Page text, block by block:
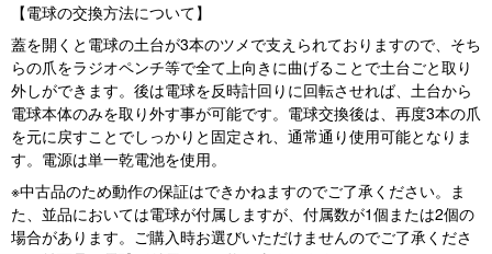
【電球の交換方法について】
蓋を開くと電球の土台が3本のツメで支えられておりますので、そち
らの爪をラジオペンチ等で全て上向きに曲げることで土台ごと取り
外しができます。後は電球を反時計回りに回転させれば、土台から
電球本体のみを取り外す事が可能です。電球交換後は、再度3本の爪
を元に戻すことでしっかりと固定され、通常通り使用可能となりま
す。電源は単一乾電池を使用。
※中古品のため動作の保証はできかねますのでご了承ください。ま
た、並品においては電球が付属しますが、付属数が1個または2個の
場合があります。ご購入時お選びいただけませんのでご了承くださ